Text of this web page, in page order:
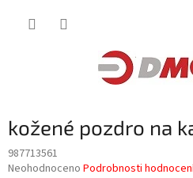
kožené pozdro na
987713561
Průměrné
Neohodnoceno Podrobnosti